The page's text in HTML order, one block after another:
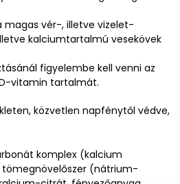
magas vér-, illetve vizelet-
kalciumtartalmú vesekövek
figyelembe kell venni az
vitamin tartalmát.
közvetlen napfénytől védve,
komplex (kalcium
(nátrium-